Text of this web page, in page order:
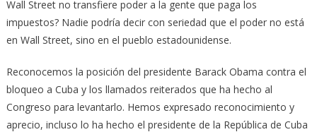
Wall Street no transfiere poder a la gente que paga los
impuestos? Nadie podría decir con seriedad que el poder no está
en Wall Street, sino en el pueblo estadounidense.
Reconocemos la posición del presidente Barack Obama contra el
bloqueo a Cuba y los llamados reiterados que ha hecho al
Congreso para levantarlo. Hemos expresado reconocimiento y
aprecio, incluso lo ha hecho el presidente de la República de Cuba